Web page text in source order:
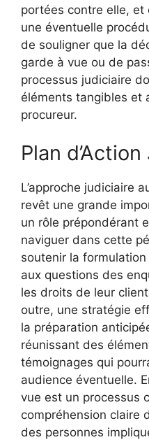
portées contre elle, et
une éventuelle
de souligner que la
garde à vue ou de
processus judiciaire
éléments tangibles et
procureur.
Plan
L’approche judiciaire
revêt une grande
un rôle prépondérant
naviguer dans cette
soutenir la
aux questions des
les droits de leur
outre, une stratégie
la préparation
réunissant des
témoignages qui
audience éventuelle.
vue est un processus
compréhension claire
des personnes